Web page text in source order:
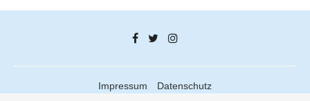
Impressum Datenschutz